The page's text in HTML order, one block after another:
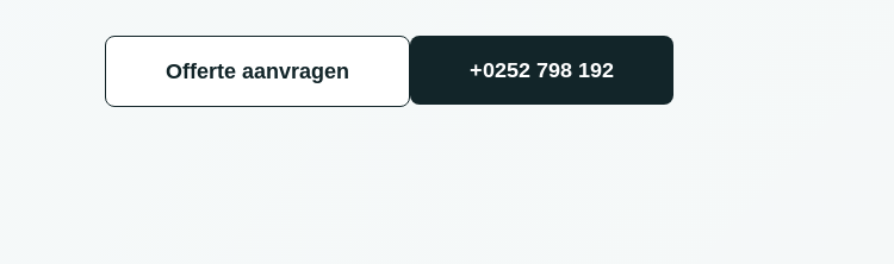
Offerte aanvragen +0252 798 192